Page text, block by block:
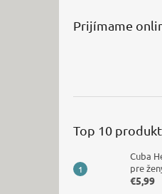
Prijímame
Top 10
Cuba
pre
€5,99